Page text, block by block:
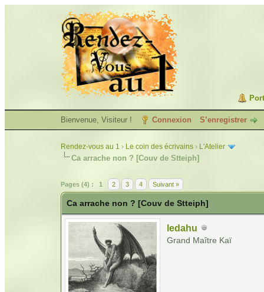
Bienvenue, Visiteur ! Connexion S’enregistrer
Rendez-vous au 1 › Le coin des écrivains › L'Atelier
Ca arrache non ? [Couv de Stteiph]
Pages (4) : 1 2 3 4 Suivant »
Ca arrache non ? [Couv de Stteiph]
ledahu
Grand Maître Kaï